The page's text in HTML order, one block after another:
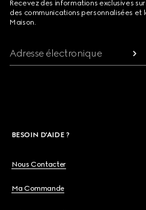
Recevez des informations exclusives
des communications personnalisées et
Maison.
Adresse électronique
BESOIN D'AIDE ?
Nous Contacter
Ma Commande